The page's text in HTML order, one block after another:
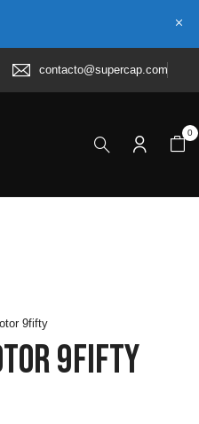
contacto@supercap.com
0
9fifty
9fifty